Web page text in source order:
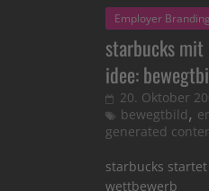
Employer Branding
starbucks
idee:
20. Oktober
bewegtbild,
generated
starbucks
wettbewerb